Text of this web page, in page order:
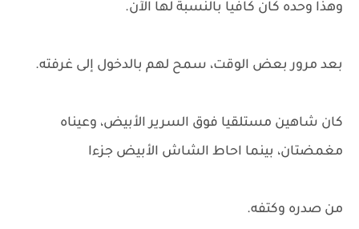
وهذا وحده كان كافيا بالنسبة لها الآن.
بعد مرور بعض الوقت، سمح لهم بالدخول إلى غرفته.
كان شاهين مستلقيا فوق السرير الأبيض، وعيناه
مغمضتان، بينما احاط الشاش الأبيض جزءا
من صدره وكتفه.